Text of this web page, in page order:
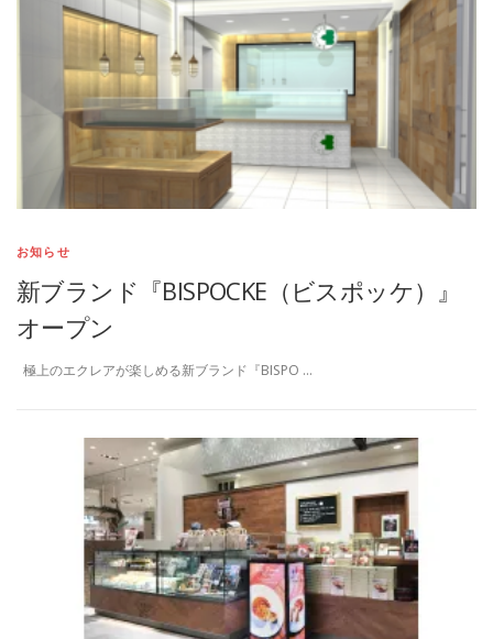
お知らせ
新ブランド『BISPOCKE（ビスポッケ）』
オープン
極上のエクレアが楽しめる新ブランド『BISPO …